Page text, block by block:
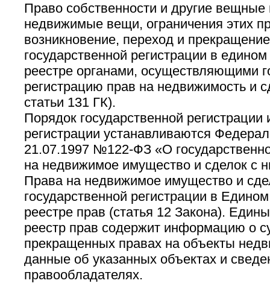
Право собственности и другие вещные
недвижимые вещи, ограничения этих
возникновение, переход и
государственной регистрации в
реестре органами, осуществляющими
регистрацию прав на недвижимость и
статьи 131 ГК).
Порядок государственной регистрации
регистрации устанавливаются
21.07.1997 №122-ФЗ «О
на недвижимое имущество и сделок с
Права на недвижимое имущество и
государственной регистрации в
реестре прав (статья 12 Закона).
реестр прав содержит информацию о
прекращенных правах на объекты
данные об указанных объектах и
правообладателях.